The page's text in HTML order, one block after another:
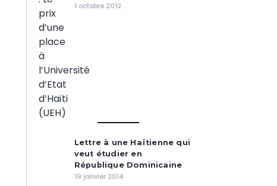
1 octobre 2012
Lettre à une Haïtienne qui
veut étudier en
République Dominicaine
19 janvier 2014